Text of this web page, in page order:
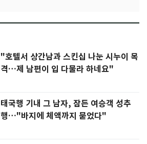
"호텔서 상간남과 스킨십 나눈 시누이 목
격…제 남편이 입 다물라 하네요"
태국행 기내 그 남자, 잠든 여승객 성추
행…"바지에 체액까지 묻었다"